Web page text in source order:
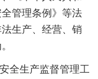
管理条例》等法
生产、经营、销
全生产监督管理工